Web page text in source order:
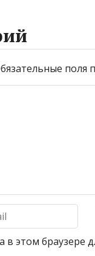
поля
в этом браузере